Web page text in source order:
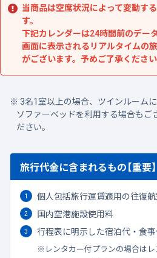
当商品は空席状況によって変動す
す。
下記カレンダーは24時間前のデー
画面に表示されるリアルタイムの
がございます。予めご了承ください
3名1室以上の場合、ツインルーム
ソファーベッドを利用する場合もご
ださい。
旅行代金に含まれるもの【重要】
個人包括旅行運賃適用の往復
国内空港施設使用料
行程表に明示した宿泊代・食
レンタカー付プランの場合は